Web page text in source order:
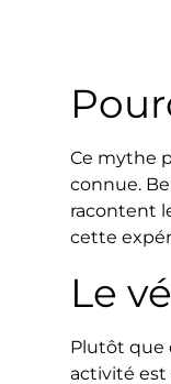
Ce mythe
connue.
racontent
cette
Le
Plutôt que
activité est